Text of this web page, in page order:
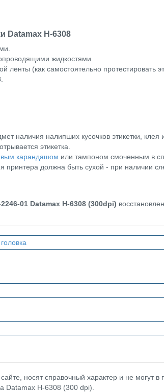
Datamax H-6308
жидкостями.
ленты (как самостоятельно протестировать
наличия налипших кусочков этикетки, клея
этикетка.
карандашом или тампоном смоченным в
принтера должна быть сухой - при наличии
01 Datamax H-6308 (300dpi)
носят справочный характер и не могут
Datamax H-6308 (300 dpi).